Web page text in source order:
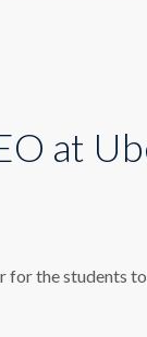
at
the students